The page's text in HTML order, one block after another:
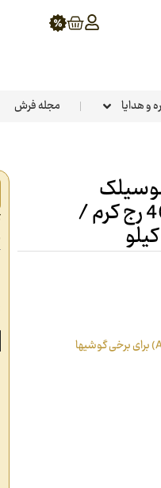
و هدایا مجله فرش
مدرن 6 متری مدرن گلیم 40 رج کرم /